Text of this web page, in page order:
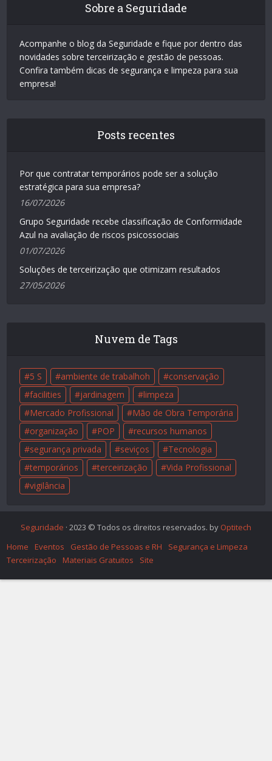
Sobre a Seguridade
Acompanhe o blog da Seguridade e fique por dentro das
novidades sobre terceirização e gestão de pessoas.
Confira também dicas de segurança e limpeza para sua
empresa!
Posts recentes
Por que contratar temporários pode ser a solução
estratégica para sua empresa?
16/07/2026
Grupo Seguridade recebe classificação de Conformidade
Azul na avaliação de riscos psicossociais
01/07/2026
Soluções de terceirização que otimizam resultados
27/05/2026
Nuvem de Tags
5 S ambiente de trabalhoh
conservação
facilities
jardinagem
limpeza
Mercado Profissional
Mão de Obra Temporária
organização
POP
recursos humanos
segurança privada
seviços
Tecnologia
temporários
terceirização
Vida Profissional
vigilância
Seguridade · 2023 © Todos os direitos reservados. by Optitech
Home
Eventos Gestão de Pessoas e RH
Segurança e Limpeza
Terceirização
Materiais Gratuitos Site